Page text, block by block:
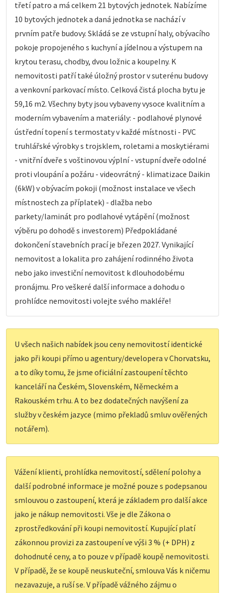
třetí patro a má celkem 21 bytových jednotek. Nabízíme
10 bytových jednotek a daná jednotka se nachází v
prvním patře budovy. Skládá se ze vstupní haly, obývacího
pokoje propojeného s kuchyní a jídelnou a výstupem na
krytou terasu, chodby, dvou ložnic a koupelny. K
nemovitosti patří také úložný prostor v suterénu budovy
a venkovní parkovací místo. Celková čistá plocha bytu je
59,16 m2. Všechny byty jsou vybaveny vysoce kvalitním a
moderním vybavením a materiály: - podlahové plynové
ústřední topení s termostaty v každé místnosti - PVC
truhlářské výrobky s trojsklem, roletami a moskytiérami
- vnitřní dveře s voštinovou výplní - vstupní dveře odolné
proti vloupání a požáru - videovrátný - klimatizace Daikin
(6kW) v obývacím pokoji (možnost instalace ve všech
místnostech za příplatek) - dlažba nebo
parkety/laminát pro podlahové vytápění (možnost
výběru po dohodě s investorem) Předpokládané
dokončení stavebních prací je březen 2027. Vynikající
nemovitost a lokalita pro zahájení rodinného života
nebo jako investiční nemovitost k dlouhodobému
pronájmu. Pro veškeré další informace a dohodu o
prohlídce nemovitosti volejte svého makléře!
U všech našich nabídek jsou ceny nemovitostí identické
jako při koupi přímo u agentury/developera v Chorvatsku,
a to díky tomu, že jsme oficiální zastoupení těchto
kanceláří na Českém, Slovenském, Německém a
Rakouském trhu. A to bez dodatečných navýšení za
služby v českém jazyce (mimo překladů smluv ověřených
notářem).
Vážení klienti, prohlídka nemovitostí, sdělení polohy a
další podrobné informace je možné pouze s podepsanou
smlouvou o zastoupení, která je základem pro další akce
jako je nákup nemovitosti. Vše je dle Zákona o
zprostředkování při koupi nemovitostí. Kupující platí
zákonnou provizi za zastoupení ve výši 3 % (+ DPH) z
dohodnuté ceny, a to pouze v případě koupě nemovitosti.
V případě, že se koupě neuskuteční, smlouva Vás k ničemu
nezavazuje, a ruší se. V případě vážného zájmu o